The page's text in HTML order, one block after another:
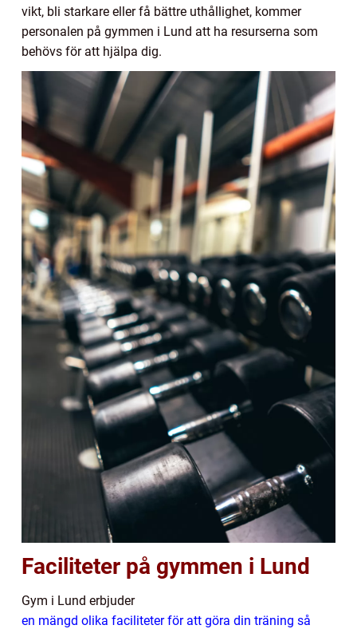
vikt, bli starkare eller få bättre uthållighet, kommer
personalen på gymmen i Lund att ha resurserna som
behövs för att hjälpa dig.
Faciliteter på gymmen i Lund
Gym i Lund erbjuder
en mängd olika faciliteter för att göra din träning så